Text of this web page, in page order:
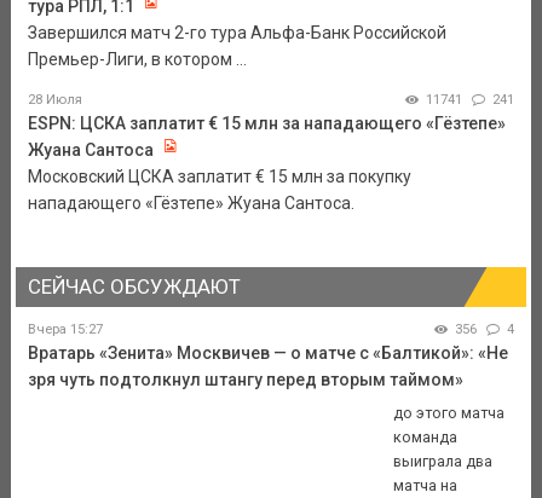
тура РПЛ, 1:1
Завершился матч 2-го тура Альфа-Банк Российской
Премьер-Лиги, в котором ...
28 Июля 11741 241
ESPN: ЦСКА заплатит € 15 млн за нападающего «Гёзтепе»
Жуана Сантоса
Московский ЦСКА заплатит € 15 млн за покупку
нападающего «Гёзтепе» Жуана Сантоса.
СЕЙЧАС ОБСУЖДАЮТ
Вчера 15:27 356 4
Вратарь «Зенита» Москвичев — о матче с «Балтикой»: «Не
зря чуть подтолкнул штангу перед вторым таймом»
до этого матча
команда
выиграла два
матча на